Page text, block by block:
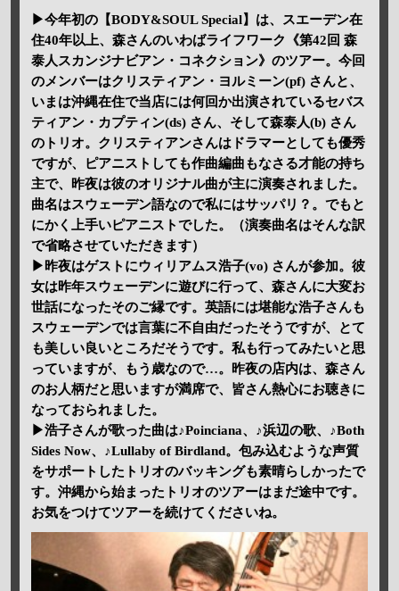
▶今年初の【BODY&SOUL Special】は、スエーデン在
住40年以上、森さんのいわばライフワーク《第42回 森
泰人スカンジナビアン・コネクション》のツアー。今回
のメンバーはクリスティアン・ヨルミーン(pf) さんと、
いまは沖縄在住で当店には何回か出演されているセバス
ティアン・カプティン(ds) さん、そして森泰人(b) さん
のトリオ。クリスティアンさんはドラマーとしても優秀
ですが、ピアニストしても作曲編曲もなさる才能の持ち
主で、昨夜は彼のオリジナル曲が主に演奏されました。
曲名はスウェーデン語なので私にはサッパリ？。でもと
にかく上手いピアニストでした。（演奏曲名はそんな訳
で省略させていただきます）
▶昨夜はゲストにウィリアムス浩子(vo) さんが参加。彼
女は昨年スウェーデンに遊びに行って、森さんに大変お
世話になったそのご縁です。英語には堪能な浩子さんも
スウェーデンでは言葉に不自由だったそうですが、とて
も美しい良いところだそうです。私も行ってみたいと思
っていますが、もう歳なので…。昨夜の店内は、森さん
のお人柄だと思いますが満席で、皆さん熱心にお聴きに
なっておられました。
▶浩子さんが歌った曲は♪Poinciana、♪浜辺の歌、♪Both
Sides Now、♪Lullaby of Birdland。包み込むような声質
をサポートしたトリオのバッキングも素晴らしかったで
す。沖縄から始まったトリオのツアーはまだ途中です。
お気をつけてツアーを続けてくださいね。